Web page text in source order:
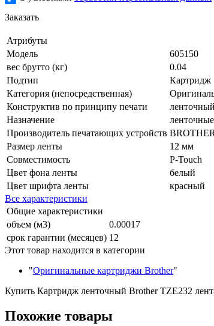
Заказать
Атрибуты
Модель
605150
вес брутто (кг)
0.04
Подтип
Картридж
Категория (непосредственная)
Конструктив по принципу печати
Назначение
Производитель печатающих устройств BROTHER
Размер ленты
12 мм
Совместимость
P-Touch
Цвет фона ленты
белый
Цвет шрифта ленты
красный
Все характеристики
Общие характеристики
объем (м3)
0.00017
срок гарантии (месяцев) 12
Этот товар находится в категории
"Оригинальные картриджи Brother"
Купить Картридж ленточный Brother TZE232
Похожие товары